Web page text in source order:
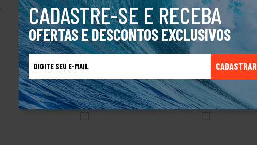
CADASTRE-SE E RECEBA
OFERTAS E DESCONTOS EXCLUSIVOS
CADASTRAR
TALVEZ VOCÊ TAMBÉM GOSTE